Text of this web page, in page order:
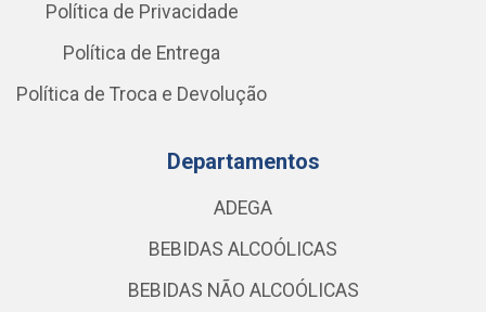
Política de Privacidade
Política de Entrega
Política de Troca e Devolução
Departamentos
ADEGA
BEBIDAS ALCOÓLICAS
BEBIDAS NÃO ALCOÓLICAS